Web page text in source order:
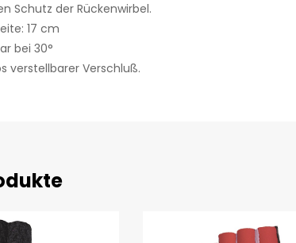
Schutz der Rückenwirbel.
17 cm
bei 30°
verstellbarer Verschluß.